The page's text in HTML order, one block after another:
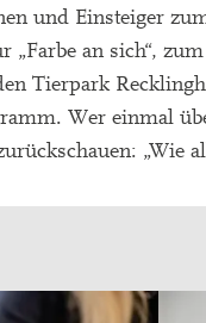
und Einsteiger
„Farbe an sich“,
Tierpark
Wer einmal
„Wie